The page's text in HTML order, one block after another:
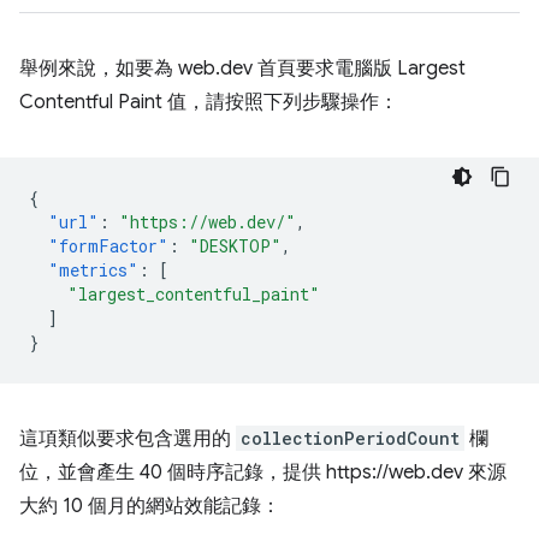
舉例來說，如要為 web.dev 首頁要求電腦版 Largest
Contentful Paint 值，請按照下列步驟操作：
{
"url" : "https://web.dev/" ,
"formFactor" : "DESKTOP" ,
"metrics" :
[
"largest_contentful_paint"
]
}
這項類似要求包含選用的 collectionPeriodCount 欄
位，並會產生 40 個時序記錄，提供 https://web.dev 來源
大約 10 個月的網站效能記錄：